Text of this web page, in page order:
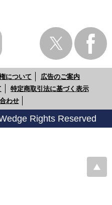
について
広告のご案内
特定商取引法に基づく表示
わせ
Rights Reserved